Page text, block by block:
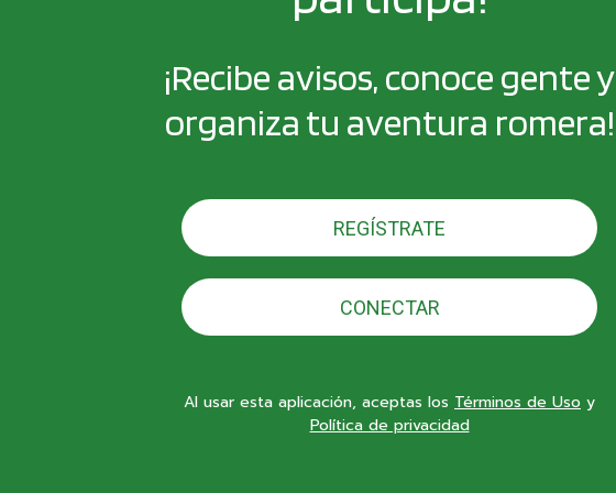
¡Recibe avisos, conoce gente y
organiza tu aventura romera!
REGÍSTRATE
CONECTAR
Al usar esta aplicación, aceptas los Términos de Uso y
Política de privacidad